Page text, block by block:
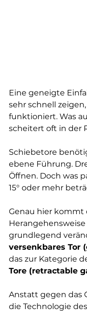
Eine geneigte
sehr schnell
funktioniert. Was
scheitert oft in der
Schiebetore
ebene Führung.
Öffnen. Doch was
15° oder mehr
Genau hier kommt
grundlegend
versenkbares Tor
das zur Kategorie
Tore (retractable
Anstatt gegen das
die Technologie